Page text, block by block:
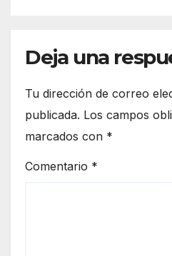
Deja una
Tu dirección de correo
publicada. Los campos
marcados con *
Comentario *